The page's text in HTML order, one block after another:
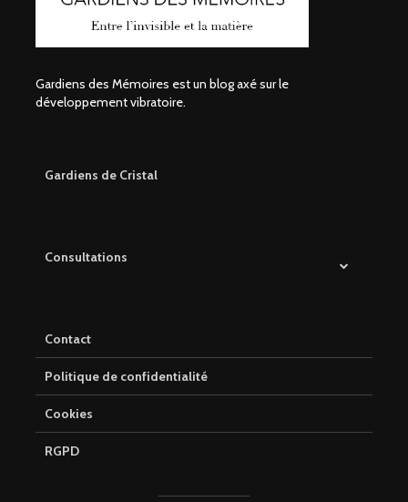
Gardiens des Mémoires est un blog axé sur le
développement vibratoire.
Gardiens de Cristal
Consultations
Contact
Politique de confidentialité
Cookies
RGPD